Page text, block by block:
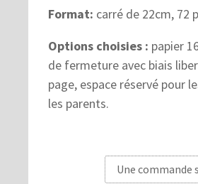
Format: carré de 22cm, 72
Options choisies : papier
de fermeture avec biais
page, espace réservé pour
les parents.
Une commande